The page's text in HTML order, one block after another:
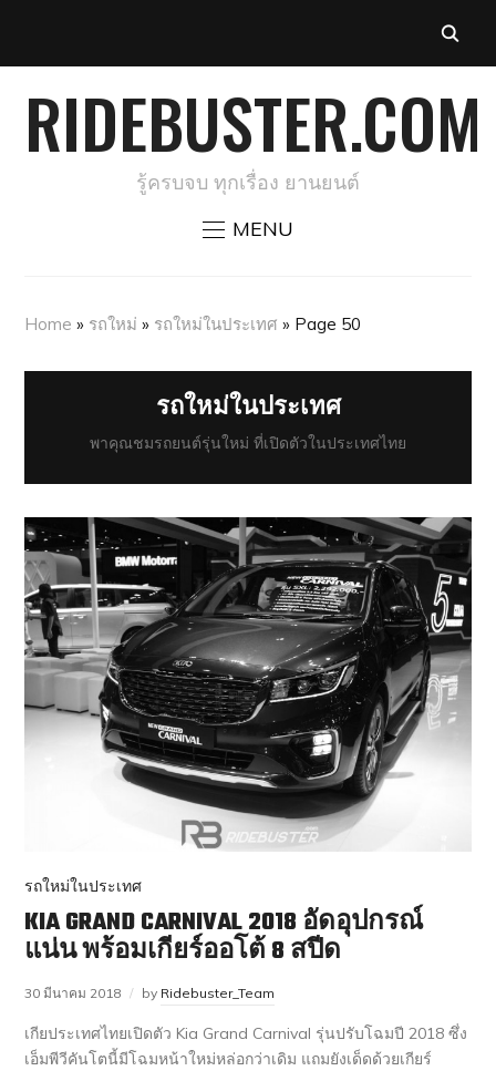
RIDEBUSTER.COM
รู้ครบจบ ทุกเรื่อง ยานยนต์
MENU
Home » รถใหม่ » รถใหม่ในประเทศ » Page 50
รถใหม่ในประเทศ
พาคุณชมรถยนต์รุ่นใหม่ ที่เปิดตัวในประเทศไทย
รถใหม่ในประเทศ
KIA GRAND CARNIVAL 2018 อัดอุปกรณ์
แน่น พร้อมเกียร์ออโต้ 8 สปีด
30 มีนาคม 2018 by Ridebuster_Team
เกียประเทศไทยเปิดตัว Kia Grand Carnival รุ่นปรับโฉมปี 2018 ซึ่ง
เอ็มพีวีคันโตนี้มีโฉมหน้าใหม่หล่อกว่าเดิม แถมยังเด็ดด้วยเกียร์